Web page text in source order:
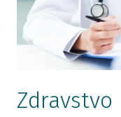
Zdravstvo